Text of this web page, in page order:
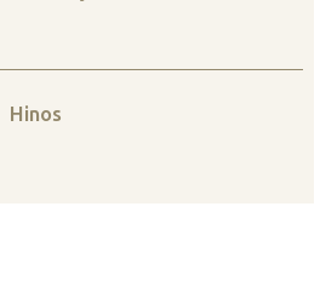
Hinos